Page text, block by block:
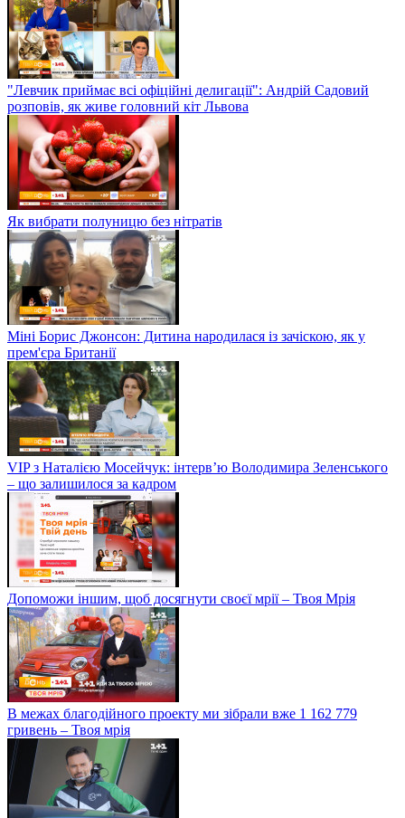
"Левчик приймає всі офіційні делигації": Андрій Садовий
розповів, як живе головний кіт Львова
Як вибрати полуницю без нітратів
Міні Борис Джонсон: Дитина народилася із зачіскою, як у
прем'єра Британії
VIP з Наталією Мосейчук: інтерв’ю Володимира Зеленського
– що залишилося за кадром
Допоможи іншим, щоб досягнути своєї мрії – Твоя Мрія
В межах благодійного проекту ми зібрали вже 1 162 779
гривень – Твоя мрія